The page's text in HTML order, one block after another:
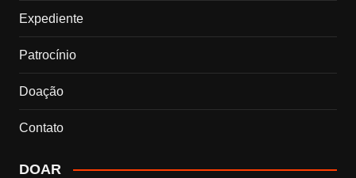
Expediente
Patrocínio
Doação
Contato
DOAR